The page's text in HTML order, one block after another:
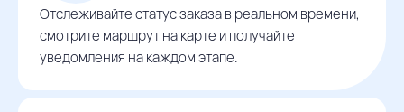
Отслеживайте статус заказа в реальном времени,
смотрите маршрут на карте и получайте
уведомления на каждом этапе.